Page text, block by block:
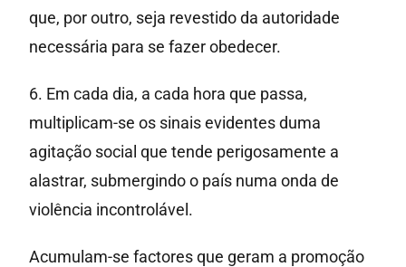
que, por outro, seja revestido da autoridade
necessária para se fazer obedecer.
6. Em cada dia, a cada hora que passa,
multiplicam-se os sinais evidentes duma
agitação social que tende perigosamente a
alastrar, submergindo o país numa onda de
violência incontrolável.
Acumulam-se factores que geram a promoção